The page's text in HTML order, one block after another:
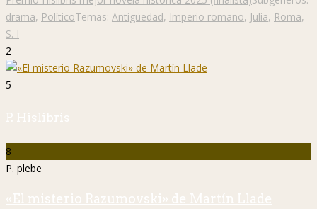
drama, PolíticoTemas: Antigüedad, Imperio romano, Julia, Roma,
S. I
2
5
P. Hislibris
8
P. plebe
«El misterio Razumovski» de Martín Llade